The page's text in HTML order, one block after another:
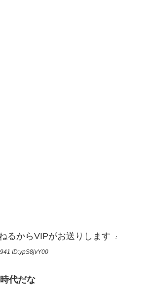
るからVIPがお送りします ：
ID:ypS8jvY00
代だな